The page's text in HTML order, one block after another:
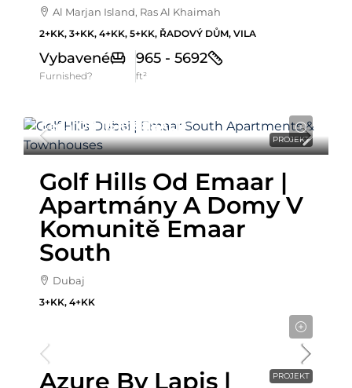
Al Marjan Island, Ras Al Khaimah
2+KK, 3+KK, 4+KK, 5+KK, ŘADOVÝ DŮM, VILA
Vybavené
Furnished?
965 - 5692
ft²
PROJEKT
Cena Od1,518,888AED
Golf Hills Od Emaar |
Apartmány A Domy V
Komunitě Emaar
South
Dubaj
3+KK, 4+KK
PROJEKT
Azure By Lapis |